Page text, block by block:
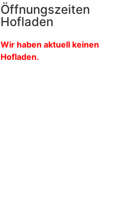
Öffnungszeiten
Hofladen
Wir haben aktuell keinen
Hofladen.